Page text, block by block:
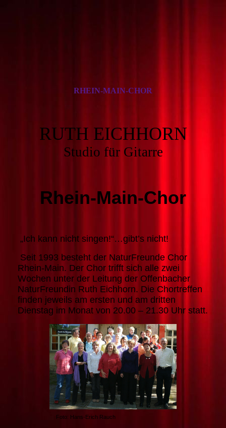
RHEIN-MAIN-CHOR
RUTH EICHHORN
Studio für Gitarre
Rhein-Main-Chor
„Ich kann nicht singen!“…gibt’s nicht!
Seit 1993 besteht der NaturFreunde Chor
Rhein-Main. Der Chor trifft sich alle zwei
Wochen unter der Leitung der Offenbacher
NaturFreundin Ruth Eichhorn. Die Chortreffen
finden jeweils am ersten und am dritten
Dienstag im Monat von 20.00 – 21.30 Uhr statt.
Foto: Hans-Erich Rauch